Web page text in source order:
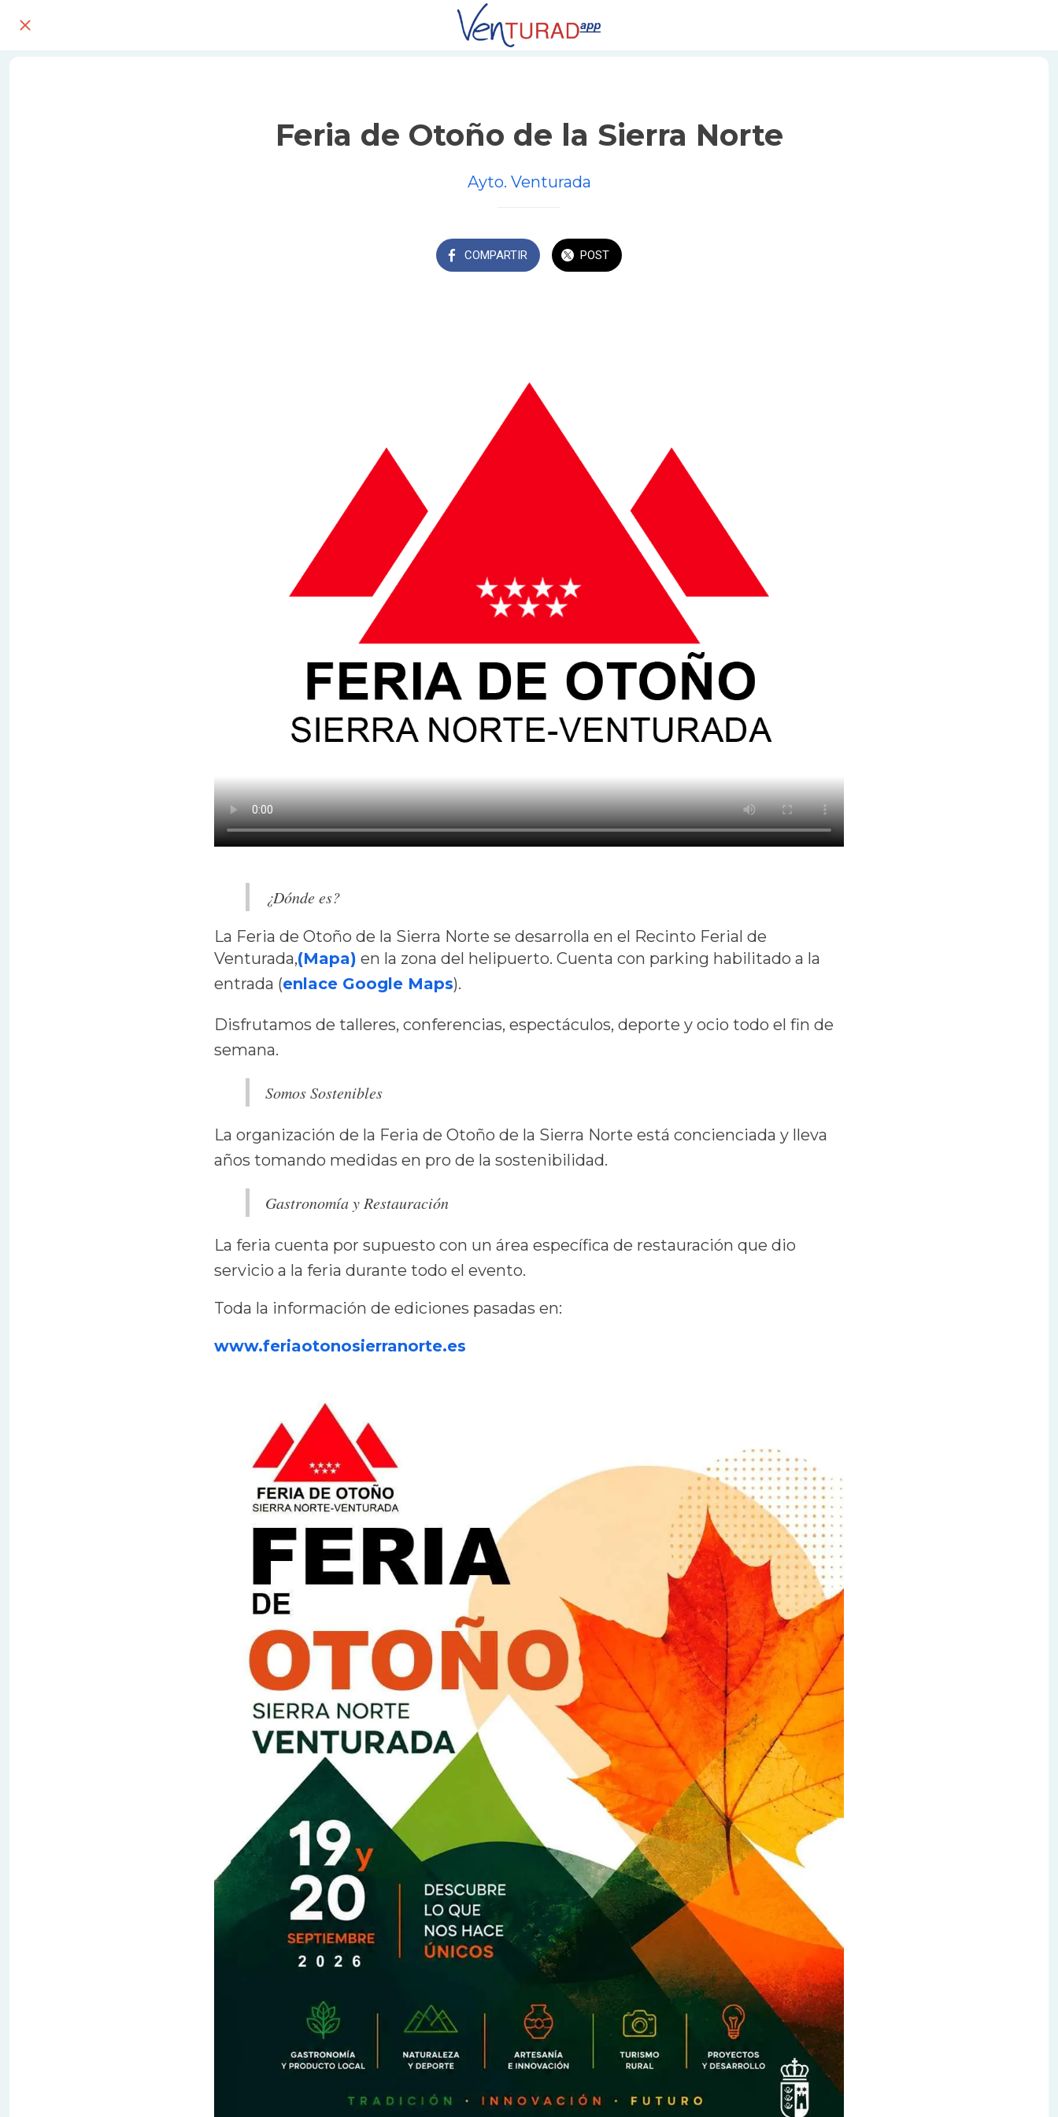
Feria de Otoño de la Sierra Norte
Ayto. Venturada
COMPARTIR POST
¿Dónde es?
La Feria de Otoño de la Sierra Norte se desarrolla en el Recinto Ferial de
Venturada,(Mapa) en la zona del helipuerto. Cuenta con parking habilitado a la
entrada (enlace Google Maps).
Disfrutamos de talleres, conferencias, espectáculos, deporte y ocio todo el fin de
semana.
Somos Sostenibles
La organización de la Feria de Otoño de la Sierra Norte está concienciada y lleva
años tomando medidas en pro de la sostenibilidad.
Gastronomía y Restauración
La feria cuenta por supuesto con un área específica de restauración que dio
servicio a la feria durante todo el evento.
Toda la información de ediciones pasadas en:
www.feriaotonosierranorte.es